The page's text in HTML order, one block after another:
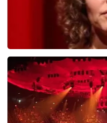
Esther van der Voort
654laatste 30 minuten
BESTEL NU